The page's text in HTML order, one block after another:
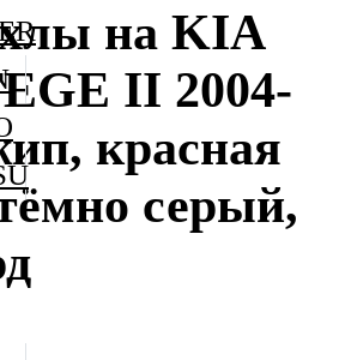
на KIA
II 2004-
красная
серый,